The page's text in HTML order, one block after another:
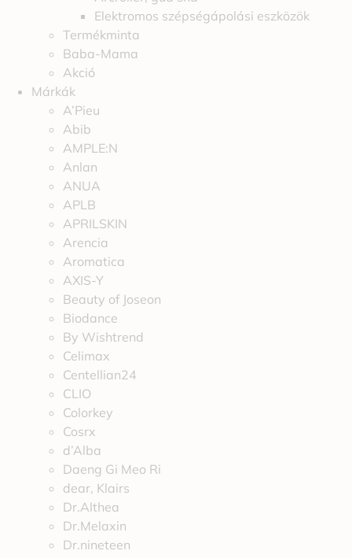
Elektromos szépségápolási eszközök
Termékminta
Baba-Mama
Akció
Márkák
A’Pieu
Abib
AMPLE:N
Anlan
ANUA
APLB
APRILSKIN
Arencia
Aromatica
AXIS-Y
Beauty of Joseon
Biodance
By Wishtrend
Celimax
Centellian24
CLIO
Colorkey
Cosrx
d’Alba
Daeng Gi Meo Ri
dear, Klairs
Dr.Althea
Dr.Melaxin
Dr.nineteen